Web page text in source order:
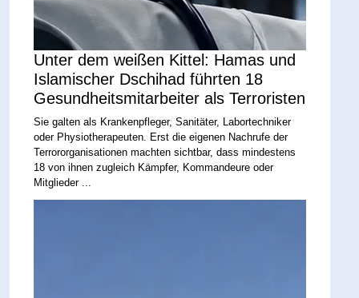
Unter dem weißen Kittel: Hamas und
Islamischer Dschihad führten 18
Gesundheitsmitarbeiter als Terroristen
Sie galten als Krankenpfleger, Sanitäter, Labortechniker
oder Physiotherapeuten. Erst die eigenen Nachrufe der
Terrororganisationen machten sichtbar, dass mindestens
18 von ihnen zugleich Kämpfer, Kommandeure oder
Mitglieder ...